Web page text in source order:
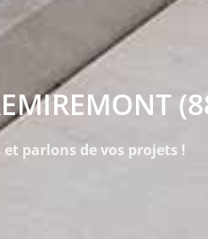
parlons de vos projets !